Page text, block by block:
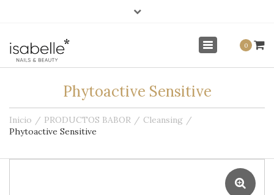
0
Toggle
navigation
Phytoactive Sensitive
Inicio PRODUCTOS BABOR
Cleansing
Phytoactive Sensitive